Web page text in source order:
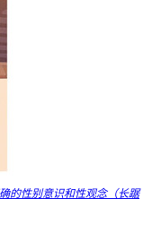
的性别意识和性观念（长踞